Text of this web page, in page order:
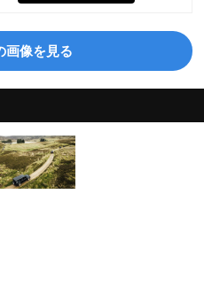
画像を見る